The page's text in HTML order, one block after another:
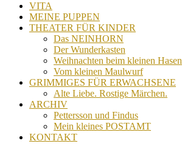
VITA
MEINE PUPPEN
THEATER FÜR KINDER
Das NEINHORN
Der Wunderkasten
Weihnachten beim kleinen Hasen
Vom kleinen Maulwurf
GRIMMIGES FÜR ERWACHSENE
Alte Liebe. Rostige Märchen.
ARCHIV
Pettersson und Findus
Mein kleines POSTAMT
KONTAKT